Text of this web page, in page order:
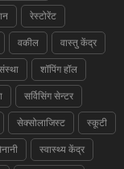
रेस्टोरेंट
वकील वास्तु केंद्र
शॉपिंग हॉल
सर्विसिंग सेन्टर
सेक्सोलाजिस्ट स्कूटी
स्वास्थ्य केंद्र